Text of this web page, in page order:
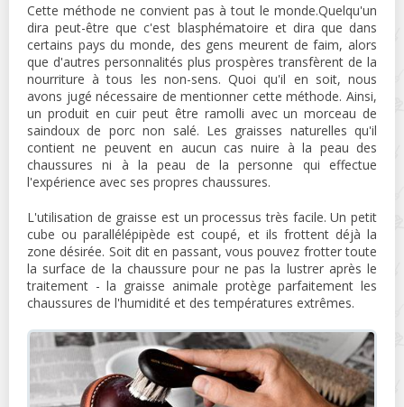
Cette méthode ne convient pas à tout le monde.Quelqu'un
dira peut-être que c'est blasphématoire et dira que dans
certains pays du monde, des gens meurent de faim, alors
que d'autres personnalités plus prospères transfèrent de la
nourriture à tous les non-sens. Quoi qu'il en soit, nous
avons jugé nécessaire de mentionner cette méthode. Ainsi,
un produit en cuir peut être ramolli avec un morceau de
saindoux de porc non salé. Les graisses naturelles qu'il
contient ne peuvent en aucun cas nuire à la peau des
chaussures ni à la peau de la personne qui effectue
l'expérience avec ses propres chaussures.
L'utilisation de graisse est un processus très facile. Un petit
cube ou parallélépipède est coupé, et ils frottent déjà la
zone désirée. Soit dit en passant, vous pouvez frotter toute
la surface de la chaussure pour ne pas la lustrer après le
traitement - la graisse animale protège parfaitement les
chaussures de l'humidité et des températures extrêmes.